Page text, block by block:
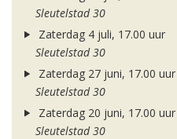
Sleutelstad 30
Zaterdag 4 juli, 17.00 uur
Sleutelstad 30
Zaterdag 27 juni, 17.00 uur
Sleutelstad 30
Zaterdag 20 juni, 17.00 uur
Sleutelstad 30